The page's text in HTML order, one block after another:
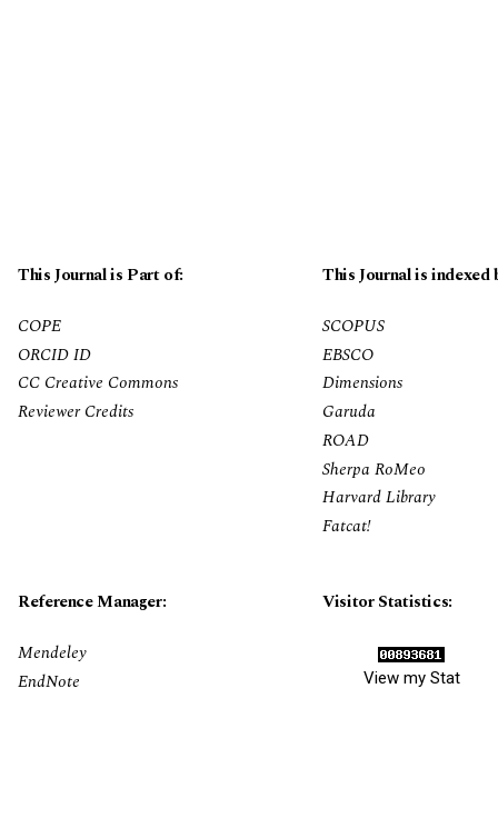
This Journal is Part of:
This Journal is indexed
COPE
ORCID ID
CC Creative Commons
Reviewer Credits
SCOPUS
EBSCO
Dimensions
Garuda
ROAD
Sherpa RoMeo
Harvard Library
Fatcat!
Reference Manager:
Visitor Statistics:
Mendeley
EndNote
View my Stat